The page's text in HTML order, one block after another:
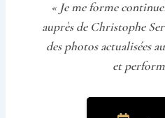
« Je me forme
auprès de Christophe
des photos actualisées
et